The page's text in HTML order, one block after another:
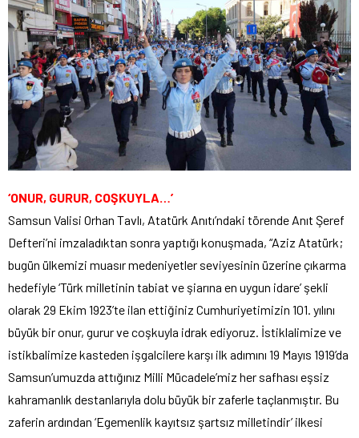
‘ONUR, GURUR, COŞKUYLA…’
Samsun Valisi Orhan Tavlı, Atatürk Anıtı’ndaki törende Anıt Şeref
Defteri’ni imzaladıktan sonra yaptığı konuşmada, “Aziz Atatürk;
bugün ülkemizi muasır medeniyetler seviyesinin üzerine çıkarma
hedefiyle ‘Türk milletinin tabiat ve şiarına en uygun idare’ şekli
olarak 29 Ekim 1923’te ilan ettiğiniz Cumhuriyetimizin 101. yılını
büyük bir onur, gurur ve coşkuyla idrak ediyoruz. İstiklalimize ve
istikbalimize kasteden işgalcilere karşı ilk adımını 19 Mayıs 1919’da
Samsun’umuzda attığınız Milli Mücadele’miz her safhası eşsiz
kahramanlık destanlarıyla dolu büyük bir zaferle taçlanmıştır. Bu
zaferin ardından ‘Egemenlik kayıtsız şartsız milletindir’ ilkesi